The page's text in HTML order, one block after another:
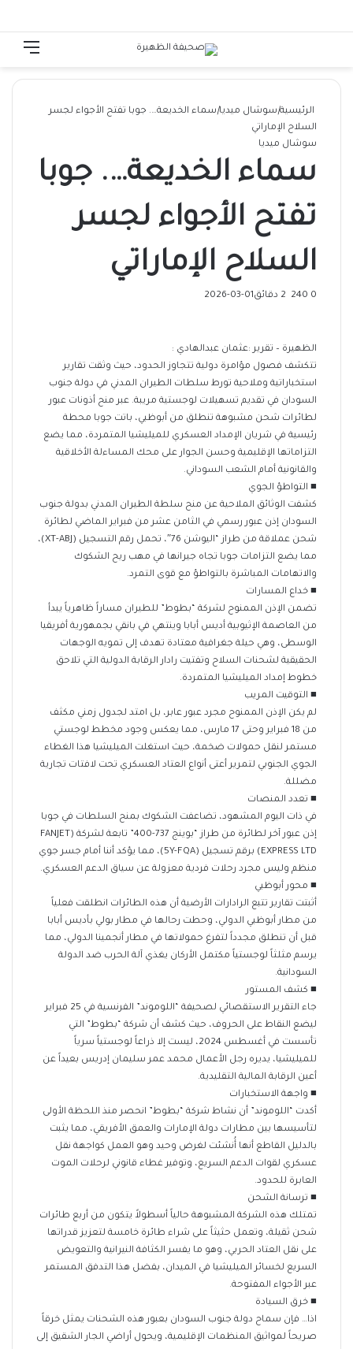
تسجيل الدخول
الرئيسية|سوشال ميديا|سماء الخديعة…. جوبا تفتح الأجواء لجسر
السلاح الإماراتي
سوشال ميديا
سماء الخديعة…. جوبا
تفتح الأجواء لجسر
السلاح الإماراتي
2026-03-01 0
الظهيرة – تقرير :عثمان عبدالهادي :
​تتكشف فصول مؤامرة دولية تتجاوز الحدود، حيث وثقت تقارير
استخباراتية وملاحية تورط سلطات الطيران المدني في دولة جنوب
السودان في تقديم تسهيلات لوجستية مريبة. عبر منح أذونات عبور
لطائرات شحن مشبوهة تنطلق من أبوظبي، باتت جوبا محطة
رئيسية في شريان الإمداد العسكري للميليشيا المتمردة، مما يضع
التزاماتها الإقليمية وحسن الجوار على محك المساءلة الأخلاقية
والقانونية أمام الشعب السوداني.
​■ التواطؤ الجوي
كشفت الوثائق الملاحية عن منح سلطة الطيران المدني بدولة جنوب
السودان إذن عبور رسمي في الثامن عشر من فبراير الماضي لطائرة
شحن عملاقة من طراز “اليوشن 76″، تحمل رقم التسجيل (XT-ABJ)،
مما يضع التزامات جوبا تجاه جيرانها في مهب ريح الشكوك
والاتهامات المباشرة بالتواطؤ مع قوى التمرد.
​■ خداع المسارات
تضمن الإذن الممنوح لشركة “بطوط” للطيران مساراً ظاهرياً يبدأ
من العاصمة الإثيوبية أديس أبابا وينتهي في بانقي بجمهورية أفريقيا
الوسطى، وهي حيلة جغرافية معتادة تهدف إلى تمويه الوجهات
الحقيقية لشحنات السلاح وتفتيت رادار الرقابة الدولية التي تلاحق
خطوط إمداد الميليشيا المتمردة.
​■ التوقيت المريب
لم يكن الإذن الممنوح مجرد عبور عابر، بل امتد لجدول زمني مكثف
من 18 فبراير وحتى 17 مارس، مما يعكس وجود مخطط لوجستي
مستمر لنقل حمولات ضخمة، حيث استغلت الميليشيا هذا الغطاء
الجوي الجنوبي لتمرير أعتى أنواع العتاد العسكري تحت لافتات تجارية
مضللة.
​■ تعدد المنصات
في ذات اليوم المشهود، تضاعفت الشكوك بمنح السلطات في جوبا
إذن عبور آخر لطائرة من طراز “بوينج 737-400” تابعة لشركة (FANJET
EXPRESS LTD) برقم تسجيل (5Y-FQA)، مما يؤكد أننا أمام جسر جوي
منظم وليس مجرد رحلات فردية معزولة عن سياق الدعم العسكري.
​■ محور أبوظبي
أثبتت تقارير تتبع الرادارات الأرضية أن هذه الطائرات انطلقت فعلياً
من مطار أبوظبي الدولي، وحطت رحالها في مطار بولي بأديس أبابا
قبل أن تنطلق مجدداً لتفرغ حمولاتها في مطار أنجمينا الدولي، مما
يرسم مثلثاً لوجستياً مكتمل الأركان يغذي آلة الحرب ضد الدولة
السودانية.
​■ كشف المستور
جاء التقرير الاستقصائي لصحيفة “اللوموند” الفرنسية في 25 فبراير
ليضع النقاط على الحروف، حيث كشف أن شركة “بطوط” التي
تأسست في أغسطس 2024، ليست إلا ذراعاً لوجستياً سرياً
للميليشيا، يديره رجل الأعمال محمد عمر سليمان إدريس بعيداً عن
أعين الرقابة المالية التقليدية.
​■ واجهة الاستخبارات
أكدت “اللوموند” أن نشاط شركة “بطوط” انحصر منذ اللحظة الأولى
لتأسيسها بين مطارات دولة الإمارات والعمق الأفريقي، مما يثبت
بالدليل القاطع أنها أُنشئت لغرض وحيد وهو العمل كواجهة نقل
عسكري لقوات الدعم السريع، وتوفير غطاء قانوني لرحلات الموت
العابرة للحدود.
​■ ترسانة الشحن
تمتلك هذه الشركة المشبوهة حالياً أسطولاً يتكون من أربع طائرات
شحن ثقيلة، وتعمل حثيثاً على شراء طائرة خامسة لتعزيز قدراتها
على نقل العتاد الحربي، وهو ما يفسر الكثافة النيرانية والتعويض
السريع لخسائر الميليشيا في الميدان، بفضل هذا التدفق المستمر
عبر الأجواء المفتوحة.
​■ خرق السيادة
اذا… فإن سماح دولة جنوب السودان بعبور هذه الشحنات يمثل خرقاً
صريحاً لمواثيق المنظمات الإقليمية، ويحول أراضي الجار الشقيق إلى